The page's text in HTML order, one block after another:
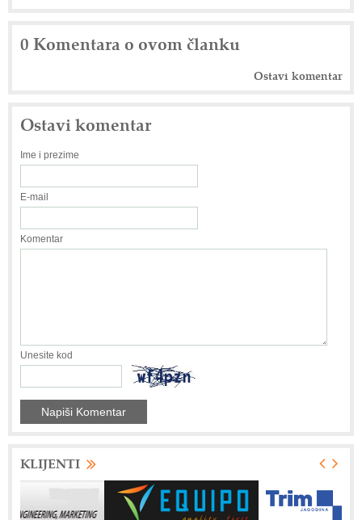
0 Komentara o ovom članku
Ostavi komentar
Ostavi komentar
Ime i prezime
E-mail
Komentar
Unesite kod
KLIJENTI